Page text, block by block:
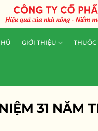
GIỚI THIỆU THUỐC
31 NĂM